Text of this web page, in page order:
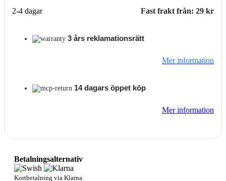
2-4 dagar Fast frakt från: 29 kr
3 års reklamationsrätt
Mer information
14 dagars öppet köp
Mer information
Betalningsalternativ
Kortbetalning via Klarna